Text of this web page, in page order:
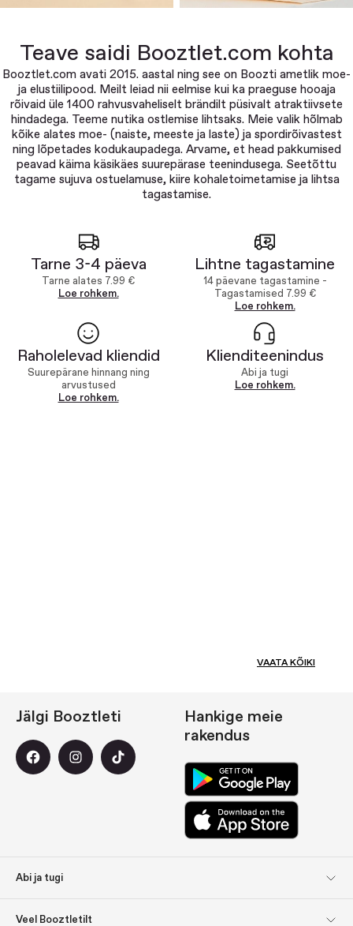
Teave saidi Booztlet.com kohta
Booztlet.com avati 2015. aastal ning see on Boozti ametlik moe-
ja elustiilipood. Meilt leiad nii eelmise kui ka praeguse hooaja
rõivaid üle 1400 rahvusvaheliselt brändilt püsivalt atraktiivsete
hindadega. Teeme nutika ostlemise lihtsaks. Meie valik hõlmab
kõike alates moe- (naiste, meeste ja laste) ja spordirõivastest
ning lõpetades kodukaupadega. Arvame, et head pakkumised
peavad käima käsikäes suurepärase teenindusega. Seetõttu
tagame sujuva ostuelamuse, kiire kohaletoimetamise ja lihtsa
tagastamise.
Tarne 3-4 päeva
Tarne alates 7.99 €
Loe rohkem.
Lihtne tagastamine
14 päevane tagastamine -
Tagastamised 7.99 €
Loe rohkem.
Raholelevad kliendid
Suurepärane hinnang ning
arvustused
Loe rohkem.
Klienditeenindus
Abi ja tugi
Loe rohkem.
VAATA KÕIKI
Abi ja tugi
Veel Booztletilt
Jälgi Booztleti
Hankige meie
rakendus